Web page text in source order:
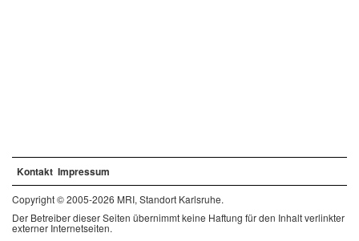
Kontakt Impressum
Copyright © 2005-2026 MRI, Standort Karlsruhe.
Der Betreiber dieser Seiten übernimmt keine Haftung für den Inhalt verlinkter
externer Internetseiten.